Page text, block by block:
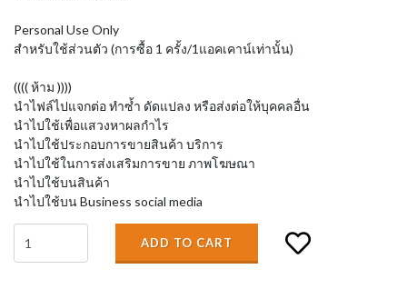
Personal Use Only
สำหรับใช้ส่วนตัว (การซื้อ 1 ครั้ง/1แอคเคาน์เท่านั้น)
(((( ห้าม ))))
นำไฟล์ไปแจกต่อ ทำซ้ำ ดัดแปลง หรือส่งต่อให้บุคคลอื่น
นำไปใช้เพื่อแสวงหาผลกำไร
นำไปใช้ประกอบการขายสินค้า บริการ
นำไปใช้ในการส่งเสริมการขาย ภาพโฆษณา
นำไปใช้บนสินค้า
นำไปใช้บน Business social media
ADD TO CART